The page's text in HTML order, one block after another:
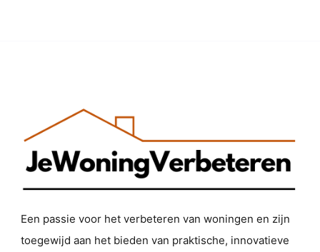
Een passie voor het verbeteren van woningen en zijn
toegewijd aan het bieden van praktische, innovatieve